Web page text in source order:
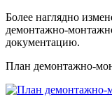
Более наглядно
демонтажно-
документацию.
План демонтажно-